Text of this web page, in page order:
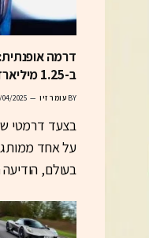
דרמה
ב-1.25 מיליארד אירו
BY עומר זיו 04/2025
בצעד דרמטי
על אחד ממותגי
בעולם,